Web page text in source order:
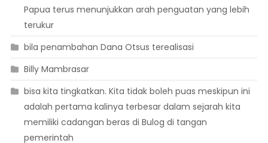
Papua terus menunjukkan arah penguatan yang lebih
terukur
bila penambahan Dana Otsus terealisasi
Billy Mambrasar
bisa kita tingkatkan. Kita tidak boleh puas meskipun ini
adalah pertama kalinya terbesar dalam sejarah kita
memiliki cadangan beras di Bulog di tangan
pemerintah